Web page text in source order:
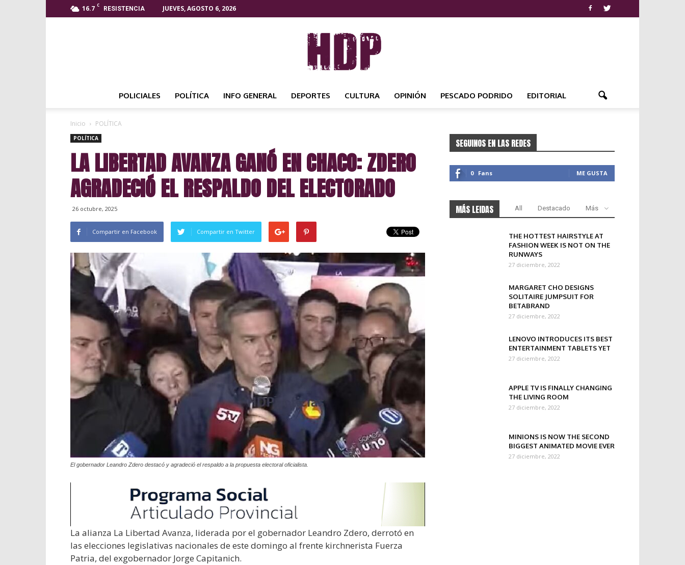
16.7 C
RESISTENCIA JUEVES, AGOSTO 6, 2026
NOTICIAS
POLICIALES POLÍTICA INFO GENERAL DEPORTES CULTURA OPINIÓN PESCADO PODRIDO EDITORIAL
Inicio POLÍTICA
POLÍTICA
LA LIBERTAD AVANZA GANÓ EN CHACO: ZDERO
AGRADECIÓ EL RESPALDO DEL ELECTORADO
26 octubre, 2025
Compartir en Facebook Compartir en Twitter
El gobernador Leandro Zdero destacó y agradeció el respaldo a la propuesta electoral oficialista.
La alianza La Libertad Avanza, liderada por el gobernador Leandro Zdero, derrotó en
las elecciones legislativas nacionales de este domingo al frente kirchnerista Fuerza
Patria, del exgobernador Jorge Capitanich.
SEGUINOS EN LAS REDES
0 Fans ME GUSTA
MÁS LEIDAS All Destacado Más
THE HOTTEST HAIRSTYLE AT
FASHION WEEK IS NOT ON THE
RUNWAYS
27 diciembre, 2022
MARGARET CHO DESIGNS
SOLITAIRE JUMPSUIT FOR
BETABRAND
27 diciembre, 2022
LENOVO INTRODUCES ITS BEST
ENTERTAINMENT TABLETS YET
27 diciembre, 2022
APPLE TV IS FINALLY CHANGING
THE LIVING ROOM
27 diciembre, 2022
MINIONS IS NOW THE SECOND
BIGGEST ANIMATED MOVIE EVER
27 diciembre, 2022